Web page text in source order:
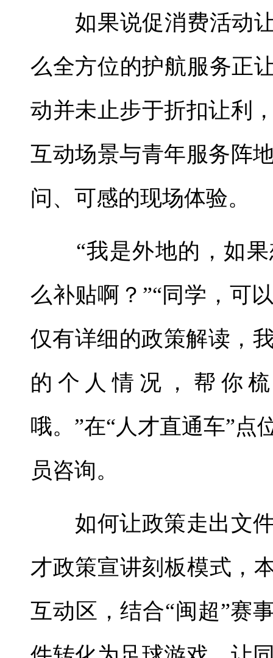
如果说促消费活动让
么全方位的护航服务正
动并未止步于折扣让利
互动场景与青年服务阵
问、可感的现场体验。
“我是外地的，如果
么补贴啊？”“同学，可
仅有详细的政策解读，
的个人情况，帮你
哦。”在“人才直通车”点
员咨询。
如何让政策走出文件
才政策宣讲刻板模式，
互动区，结合“闽超”赛